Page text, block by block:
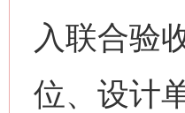
入联合验
位、设计